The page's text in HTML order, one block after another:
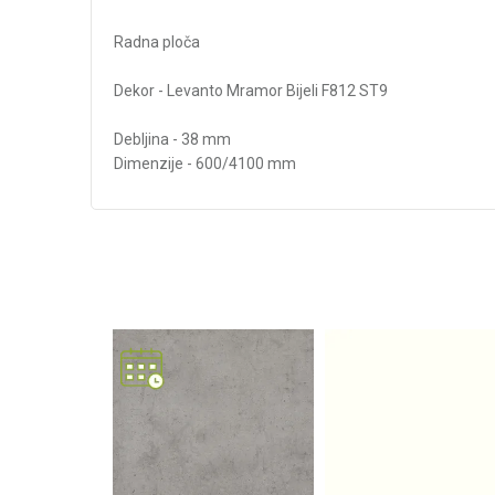
Radna ploča
Dekor - Levanto Mramor Bijeli F812 ST9
Debljina - 38 mm
Dimenzije - 600/4100 mm
Debljina/Visina (mm)
Dekor
Vrsta materijala
Dužina (mm)